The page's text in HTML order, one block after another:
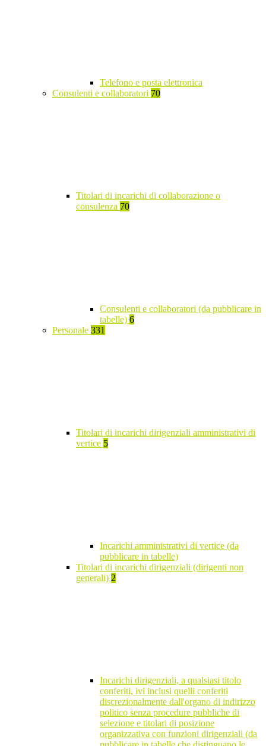
Telefono e posta elettronica
Consulenti e collaboratori 70
Titolari di incarichi di collaborazione o
consulenza 70
Consulenti e collaboratori (da pubblicare in
tabelle) 6
Personale 331
Titolari di incarichi dirigenziali amministrativi di
vertice 5
Incarichi amministrativi di vertice (da
pubblicare in tabelle)
Titolari di incarichi dirigenziali (dirigenti non
generali) 2
Incarichi dirigenziali, a qualsiasi titolo
conferiti, ivi inclusi quelli conferiti
discrezionalmente dall'organo di indirizzo
politico senza procedure pubbliche di
selezione e titolari di posizione
organizzativa con funzioni dirigenziali (da